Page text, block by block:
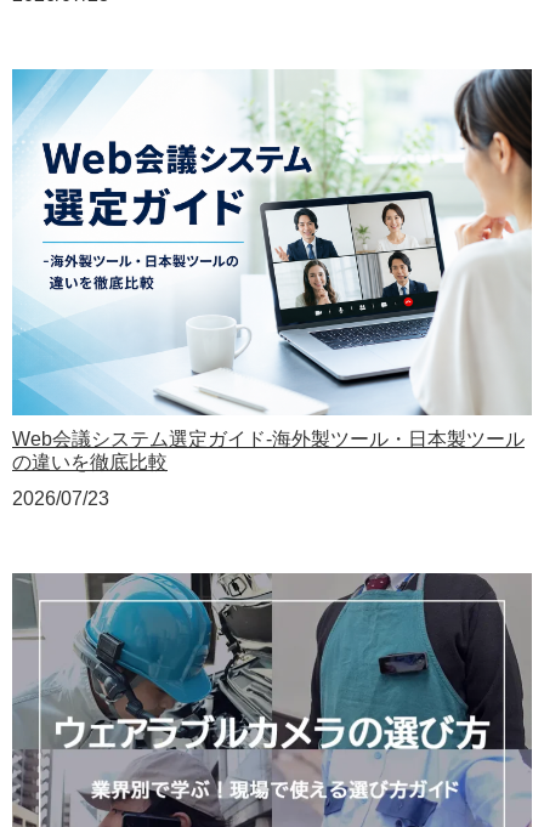
Web会議システム選定ガイド‐海外製ツール・日本製ツール
の違いを徹底比較
2026/07/23